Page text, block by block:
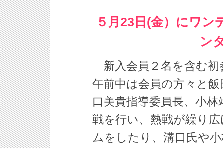
５月23日(金）にワン
ン
新入会員２名を含む初
午前中は会員の方々と
口美貴指導委員長、小
戦を行い、熱戦が繰り
ムをしたり、溝口氏や